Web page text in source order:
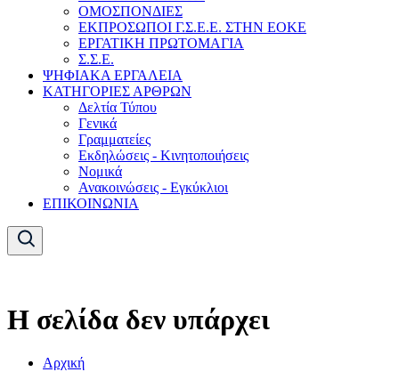
ΟΜΟΣΠΟΝΔΙΕΣ
ΕΚΠΡΟΣΩΠΟΙ Γ.Σ.Ε.Ε. ΣΤΗΝ ΕΟΚΕ
ΕΡΓΑΤΙΚΗ ΠΡΩΤΟΜΑΓΙΑ
Σ.Σ.Ε.
ΨΗΦΙΑΚΑ ΕΡΓΑΛΕΙΑ
ΚΑΤΗΓΟΡΙΕΣ ΑΡΘΡΩΝ
Δελτία Τύπου
Γενικά
Γραμματείες
Εκδηλώσεις - Κινητοποιήσεις
Νομικά
Ανακοινώσεις - Εγκύκλιοι
ΕΠΙΚΟΙΝΩΝΙΑ
Η σελίδα δεν υπάρχει
Αρχική